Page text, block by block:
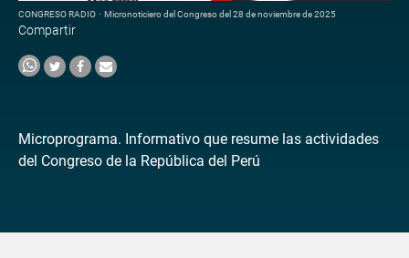
CONGRESO RADIO · Micronoticiero del Congreso del 28 de noviembre de 2025
Compartir
Microprograma. Informativo que resume las actividades
del Congreso de la República del Perú